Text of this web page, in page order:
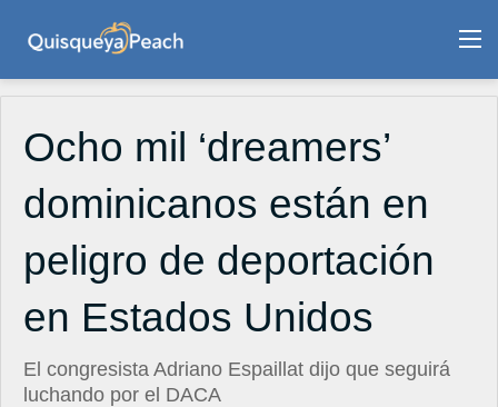
Ocho mil ‘dreamers’
dominicanos están en
peligro de deportación
en Estados Unidos
El congresista Adriano Espaillat dijo que seguirá
luchando por el DACA